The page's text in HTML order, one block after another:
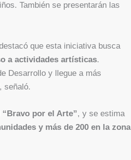
También se presentarán las
que esta iniciativa busca
a actividades artísticas.
Desarrollo y llegue a más
señaló.
por el Arte”, y se estima
y más de 200 en la zona